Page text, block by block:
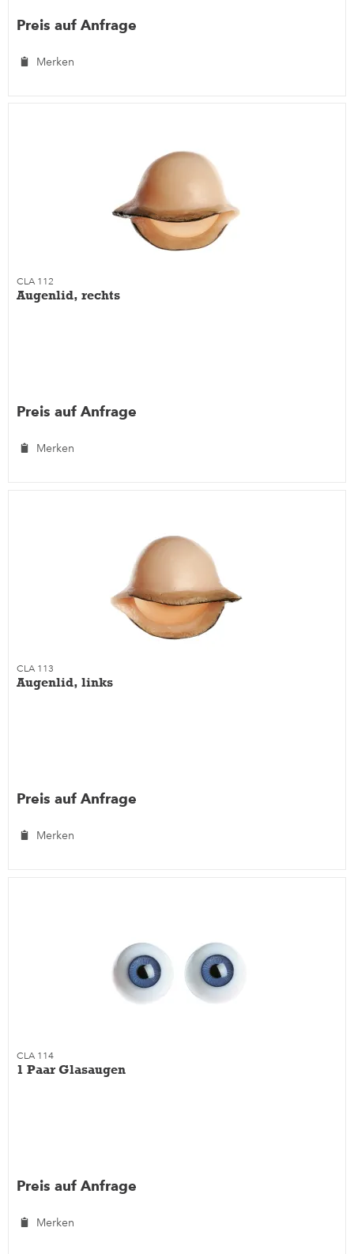
Preis auf Anfrage
Merken
CLA 112
Augenlid, rechts
Preis auf Anfrage
Merken
CLA 113
Augenlid, links
Preis auf Anfrage
Merken
CLA 114
1 Paar Glasaugen
Preis auf Anfrage
Merken